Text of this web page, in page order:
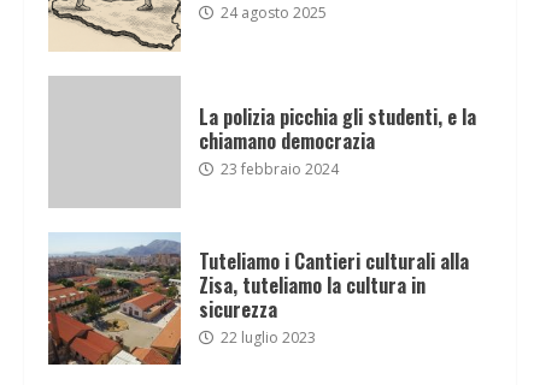
24 agosto 2025
La polizia picchia gli studenti, e la
chiamano democrazia
23 febbraio 2024
Tuteliamo i Cantieri culturali alla
Zisa, tuteliamo la cultura in
sicurezza
22 luglio 2023